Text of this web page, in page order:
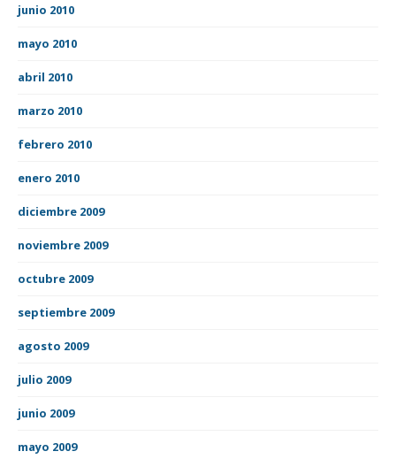
junio 2010
mayo 2010
abril 2010
marzo 2010
febrero 2010
enero 2010
diciembre 2009
noviembre 2009
octubre 2009
septiembre 2009
agosto 2009
julio 2009
junio 2009
mayo 2009